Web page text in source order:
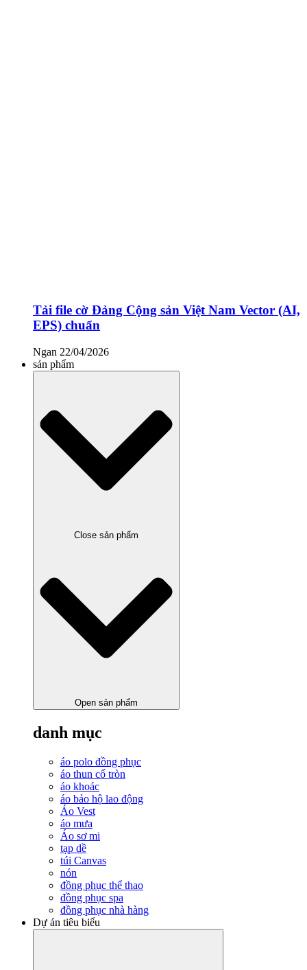
Tải file cờ Đảng Cộng sản Việt Nam Vector (AI,
EPS) chuẩn
Ngan 22/04/2026
sản phẩm
Close sản phẩm
Open sản phẩm
danh mục
áo polo đồng phục
áo thun cổ tròn
áo khoác
áo bảo hộ lao động
Áo Vest
áo mưa
Áo sơ mi
tạp dề
túi Canvas
nón
đồng phục thể thao
đồng phục spa
đồng phục nhà hàng
Dự án tiêu biểu